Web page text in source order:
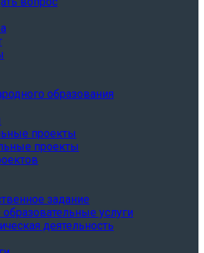
образования
проекты
проекты
задание
услуги
деятельность